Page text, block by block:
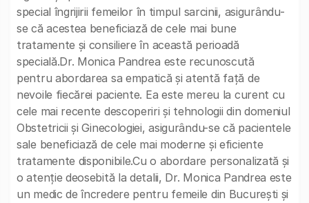
special îngrijirii femeilor în timpul sarcinii, asigurându-
se că acestea beneficiază de cele mai bune
tratamente și consiliere în această perioadă
specială.Dr. Monica Pandrea este recunoscută
pentru abordarea sa empatică și atentă față de
nevoile fiecărei paciente. Ea este mereu la curent cu
cele mai recente descoperiri și tehnologii din domeniul
Obstetricii și Ginecologiei, asigurându-se că pacientele
sale beneficiază de cele mai moderne și eficiente
tratamente disponibile.Cu o abordare personalizată și
o atenție deosebită la detalii, Dr. Monica Pandrea este
un medic de încredere pentru femeile din București și